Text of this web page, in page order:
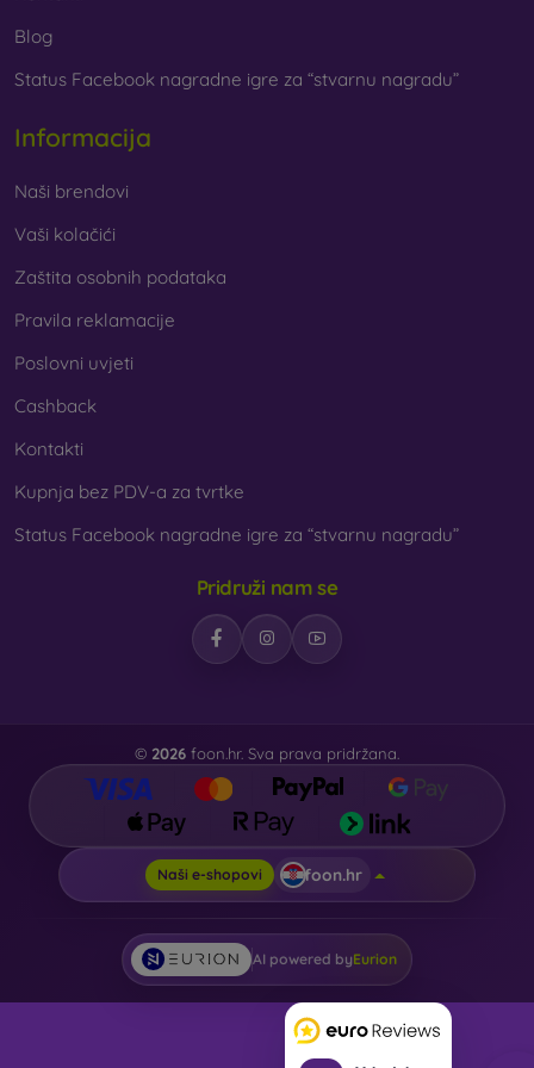
Blog
Status Facebook nagradne igre za “stvarnu nagradu”
Informacija
Naši brendovi
Vaši kolačići
Zaštita osobnih podataka
Pravila reklamacije
Poslovni uvjeti
Cashback
Kontakti
Kupnja bez PDV-a za tvrtke
Status Facebook nagradne igre za “stvarnu nagradu”
Pridruži nam se
© 2026 foon.hr. Sva prava pridržana.
Naši e-shopovi foon.hr
AI powered byEurion